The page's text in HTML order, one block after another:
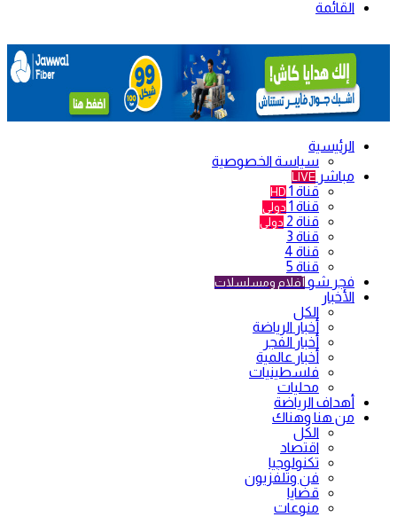
القائمة
الرئيسية
سياسة الخصوصية
مباشر LIVE
قناة 1 HD
قناة 1 دولي
قناة 2 دولي
قناة 3
قناة 4
قناة 5
فجر شو أفلام ومسلسلات
الأخبار
الكل
أخبار الرياضة
أخبار الفجر
أخبار عالمية
فلسطينيات
محليات
أهداف الرياضة
من هنا وهناك
الكل
اقتصاد
تكنولوجيا
فن وتلفزيون
قضايا
منوعات